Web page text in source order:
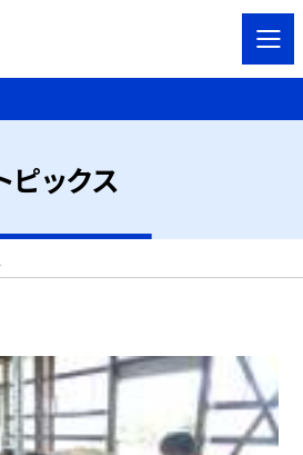
ピックス